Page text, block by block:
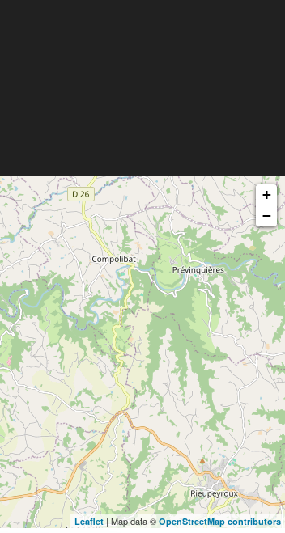
+
−
Leaflet | Map data © OpenStreetMap contributors